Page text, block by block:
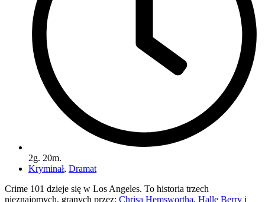
2g. 20m.
Kryminał, Dramat
Crime 101 dzieje się w Los Angeles. To historia trzech
nieznajomych, granych przez: Chrisa Hemswortha, Halle Berry i